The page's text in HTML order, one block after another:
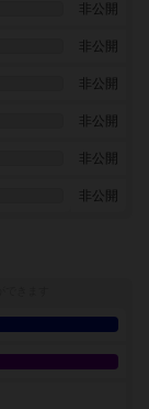
非公開
非公開
非公開
非公開
非公開
非公開